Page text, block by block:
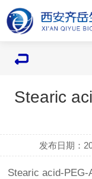
Stearic
发布日期：
Stearic acid-PEG-